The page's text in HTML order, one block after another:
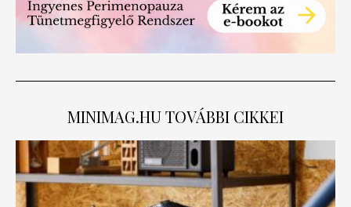
MINIMAG.HUTOVÁBBI CIKKEI